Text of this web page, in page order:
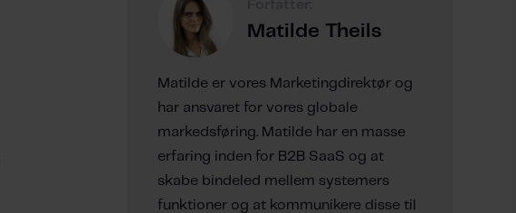
Matilde Theils
Matilde er vores Marketingdirektør og
har ansvaret for vores globale
markedsføring. Matilde har en masse
erfaring inden for B2B SaaS og at
skabe bindeled mellem systemers
funktioner og at kommunikere disse til